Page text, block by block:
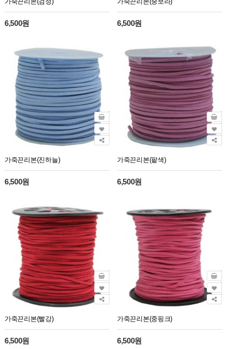
6,500원 6,500원
가죽끈리본(진하늘)
6,500원
가죽끈리본(팥색)
6,500원
가죽끈리본(빨강)
6,500원
가죽끈리본(중핑크)
6,500원